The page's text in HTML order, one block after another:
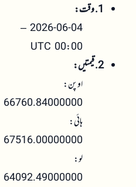
1. وقت:
2026-06-04 –
00:00 UTC
2. قیمتیں:
اوپن:
66760.84000000
ہائی:
67516.00000000
لو:
64092.49000000